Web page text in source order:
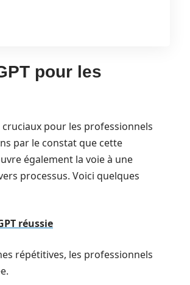
pour les
pour les professionnels
par le constat que cette
également la voie à une
processus. Voici quelques
réussie
répétitives, les professionnels